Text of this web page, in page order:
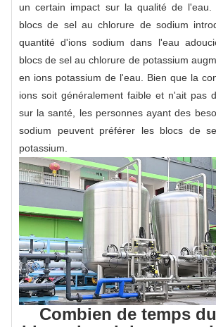
un certain impact sur la qualité de l'eau.
blocs de sel au chlorure de sodium
quantité d'ions sodium dans l'eau
blocs de sel au chlorure de potassium
en ions potassium de l'eau. Bien que la
ions soit généralement faible et n'ait pas
sur la santé, les personnes ayant des
sodium peuvent préférer les blocs de
potassium.
Combien de temps